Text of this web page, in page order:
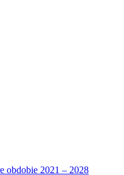
obdobie 2021 – 2028